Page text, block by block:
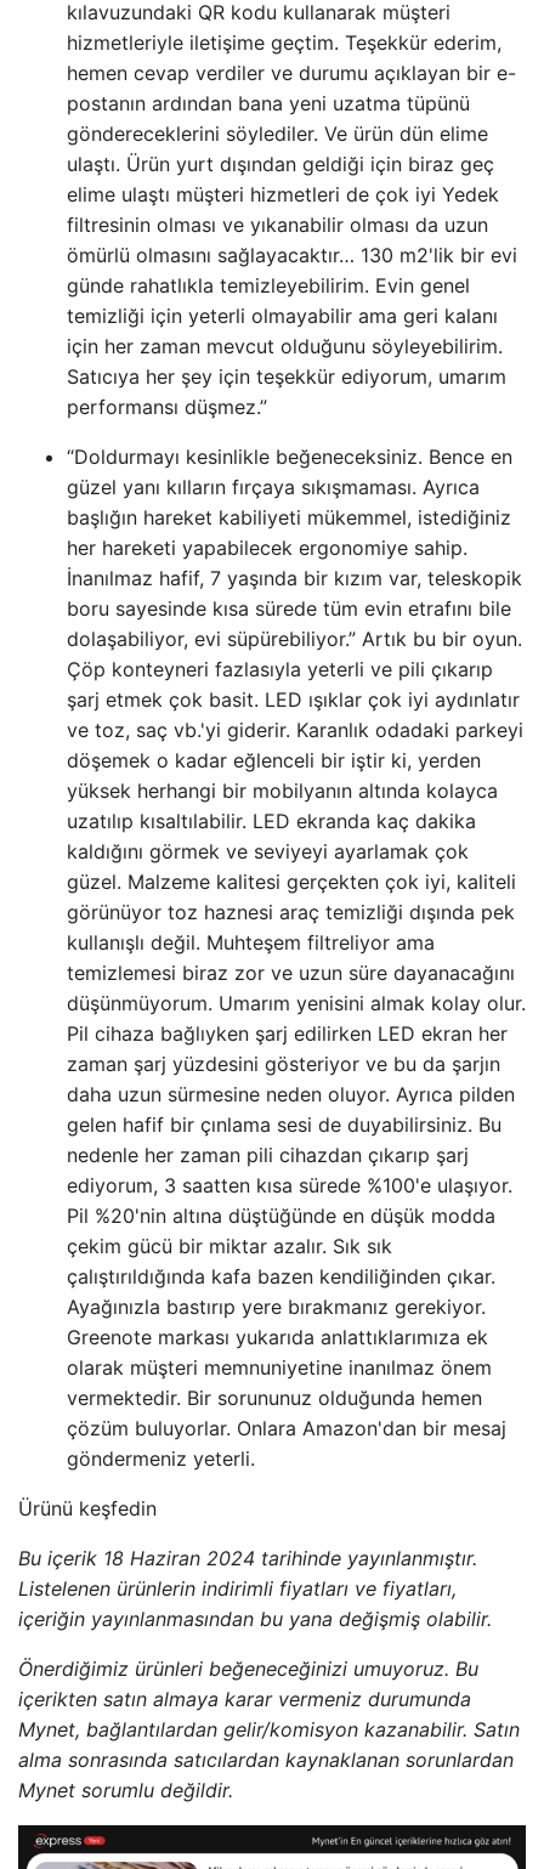
kılavuzundaki QR kodu kullanarak müşteri
hizmetleriyle iletişime geçtim. Teşekkür ederim,
hemen cevap verdiler ve durumu açıklayan bir e-
postanın ardından bana yeni uzatma tüpünü
göndereceklerini söylediler. Ve ürün dün elime
ulaştı. Ürün yurt dışından geldiği için biraz geç
elime ulaştı müşteri hizmetleri de çok iyi Yedek
filtresinin olması ve yıkanabilir olması da uzun
ömürlü olmasını sağlayacaktır… 130 m2'lik bir evi
günde rahatlıkla temizleyebilirim. Evin genel
temizliği için yeterli olmayabilir ama geri kalanı
için her zaman mevcut olduğunu söyleyebilirim.
Satıcıya her şey için teşekkür ediyorum, umarım
performansı düşmez.”
“Doldurmayı kesinlikle beğeneceksiniz. Bence en
güzel yanı kılların fırçaya sıkışmaması. Ayrıca
başlığın hareket kabiliyeti mükemmel, istediğiniz
her hareketi yapabilecek ergonomiye sahip.
İnanılmaz hafif, 7 yaşında bir kızım var, teleskopik
boru sayesinde kısa sürede tüm evin etrafını bile
dolaşabiliyor, evi süpürebiliyor.” Artık bu bir oyun.
Çöp konteyneri fazlasıyla yeterli ve pili çıkarıp
şarj etmek çok basit. LED ışıklar çok iyi aydınlatır
ve toz, saç vb.'yi giderir. Karanlık odadaki parkeyi
döşemek o kadar eğlenceli bir iştir ki, yerden
yüksek herhangi bir mobilyanın altında kolayca
uzatılıp kısaltılabilir. LED ekranda kaç dakika
kaldığını görmek ve seviyeyi ayarlamak çok
güzel. Malzeme kalitesi gerçekten çok iyi, kaliteli
görünüyor toz haznesi araç temizliği dışında pek
kullanışlı değil. Muhteşem filtreliyor ama
temizlemesi biraz zor ve uzun süre dayanacağını
düşünmüyorum. Umarım yenisini almak kolay olur.
Pil cihaza bağlıyken şarj edilirken LED ekran her
zaman şarj yüzdesini gösteriyor ve bu da şarjın
daha uzun sürmesine neden oluyor. Ayrıca pilden
gelen hafif bir çınlama sesi de duyabilirsiniz. Bu
nedenle her zaman pili cihazdan çıkarıp şarj
ediyorum, 3 saatten kısa sürede %100'e ulaşıyor.
Pil %20'nin altına düştüğünde en düşük modda
çekim gücü bir miktar azalır. Sık sık
çalıştırıldığında kafa bazen kendiliğinden çıkar.
Ayağınızla bastırıp yere bırakmanız gerekiyor.
Greenote markası yukarıda anlattıklarımıza ek
olarak müşteri memnuniyetine inanılmaz önem
vermektedir. Bir sorununuz olduğunda hemen
çözüm buluyorlar. Onlara Amazon'dan bir mesaj
göndermeniz yeterli.
Ürünü keşfedin
Bu içerik 18 Haziran 2024 tarihinde yayınlanmıştır.
Listelenen ürünlerin indirimli fiyatları ve fiyatları,
içeriğin yayınlanmasından bu yana değişmiş olabilir.
Önerdiğimiz ürünleri beğeneceğinizi umuyoruz. Bu
içerikten satın almaya karar vermeniz durumunda
Mynet, bağlantılardan gelir/komisyon kazanabilir. Satın
alma sonrasında satıcılardan kaynaklanan sorunlardan
Mynet sorumlu değildir.